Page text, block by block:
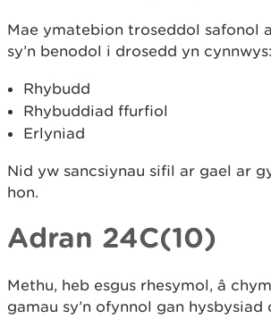
Mae ymatebion troseddol safonol
sy’n benodol i drosedd yn cynnwys:
Rhybudd
Rhybuddiad ffurfiol
Erlyniad
Nid yw sancsiynau sifil ar gael ar
hon.
Adran 24C(10)
Methu, heb esgus rhesymol, â
gamau sy’n ofynnol gan hysbysiad